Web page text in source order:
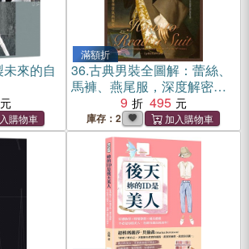
來的自
滿額折
36.古典男裝全圖解：蕾絲、
馬褲、燕尾服，深度解密的
奢華貴氣西服史
9 495
庫存：2